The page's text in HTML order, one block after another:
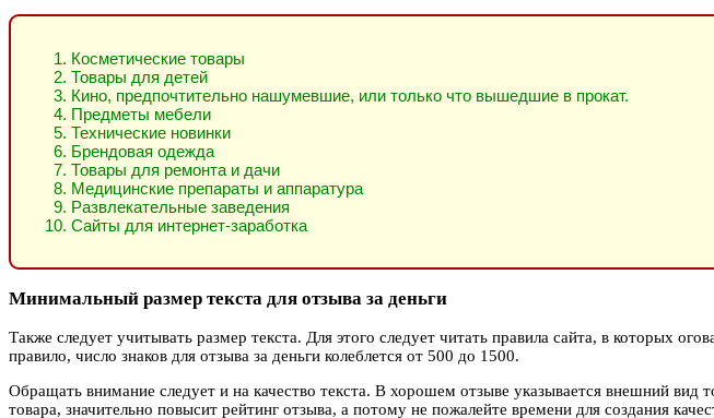
Косметические товары
Товары для детей
Кино, предпочтительно нашумевшие, или только что вышедшие в прокат.
Предметы мебели
Технические новинки
Брендовая одежда
Товары для ремонта и дачи
Медицинские препараты и аппаратура
Развлекательные заведения
Сайты для интернет-заработка
Минимальный размер текста для отзыва за деньги
Также следует учитывать размер текста. Для этого следует читать правила сайта, в которых
правило, число знаков для отзыва за деньги колеблется от 500 до 1500.
Обращать внимание следует и на качество текста. В хорошем отзыве указывается внешний
товара, значительно повысит рейтинг отзыва, а потому не пожалейте времени для создания